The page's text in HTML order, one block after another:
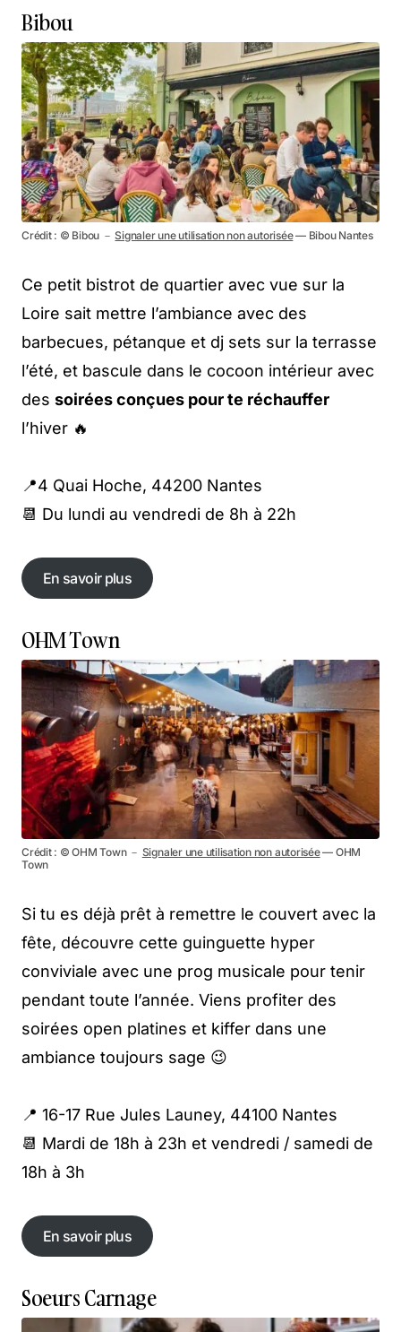
Bibou
Crédit : © Bibou －Signaler une utilisation non autorisée— Bibou Nantes
Ce petit bistrot de quartier avec vue sur la
Loire sait mettre l’ambiance avec des
barbecues, pétanque et dj sets sur la terrasse
l’été, et bascule dans le cocoon intérieur avec
des soirées conçues pour te réchauffer
l’hiver 🔥
📍4 Quai Hoche, 44200 Nantes
📆 Du lundi au vendredi de 8h à 22h
En savoir plus
En savoir plus
OHM Town
Crédit : © OHM Town － Signaler une utilisation non autorisée— OHM
Town
Si tu es déjà prêt à remettre le couvert avec la
fête, découvre cette guinguette hyper
conviviale avec une prog musicale pour tenir
pendant toute l’année. Viens profiter des
soirées open platines et kiffer dans une
ambiance toujours sage 😉
📍 16-17 Rue Jules Launey, 44100 Nantes
📆 Mardi de 18h à 23h et vendredi / samedi de
18h à 3h
En savoir plus
En savoir plus
Soeurs Carnage